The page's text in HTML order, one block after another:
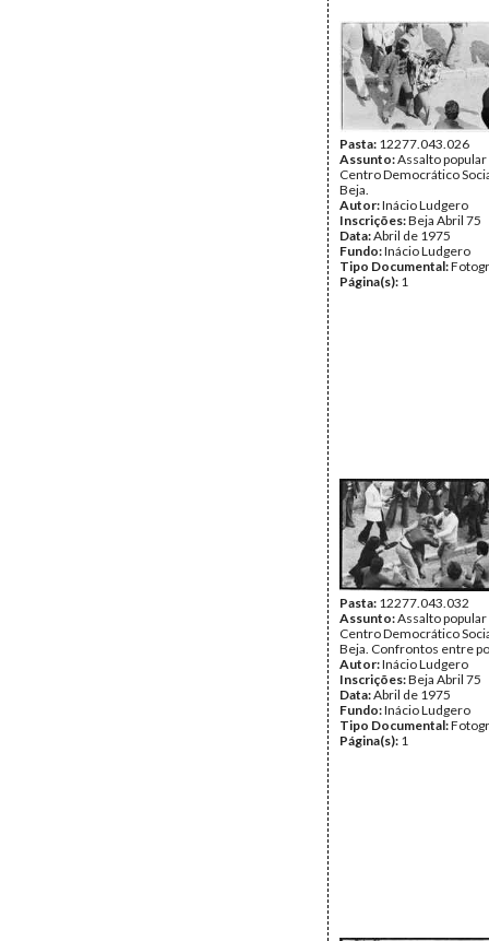
Pasta: 12277.043.026
Assunto:Assalto popular
Centro Democrático
Beja.
Autor:Inácio Ludgero
Inscrições:Beja Abril 75
Data:Abril de 1975
Fundo:Inácio Ludgero
Tipo Documental:
Página(s): 1
Pasta: 12277.043.032
Assunto:Assalto popular
Centro Democrático
Beja. Confrontos entre
Autor:Inácio Ludgero
Inscrições:Beja Abril 75
Data:Abril de 1975
Fundo:Inácio Ludgero
Tipo Documental:
Página(s): 1